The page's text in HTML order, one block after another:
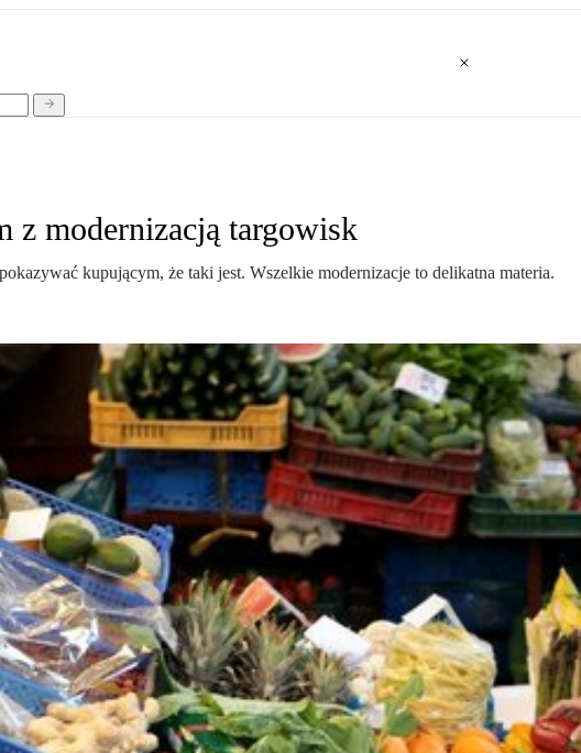
z modernizacją targowisk
kupującym, że taki jest. Wszelkie modernizacje to delikatna materia.